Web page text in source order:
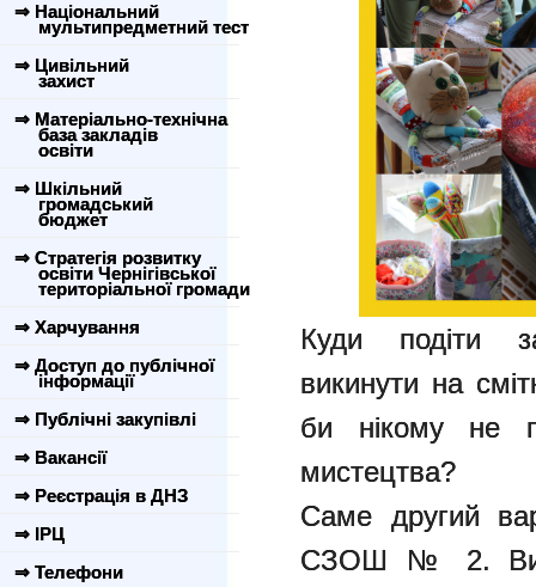
⇒ Національний
мультипредметний тест
⇒ Цивільний
захист
⇒ Матеріально-технічна
база закладів
освіти
⇒ Шкільний
громадський
бюджет
⇒ Стратегія розвитку
освіти Чернігівської
територіальної громади
⇒ Харчування
⇒ Доступ до публічної
інформації
⇒ Публічні закупівлі
⇒ Вакансії
⇒ Реєстрація в ДНЗ
⇒ ІРЦ
⇒ Телефони
Куди подіти
викинути на
би нікому не
мистецтва?
Саме другий
СЗОШ № 2.